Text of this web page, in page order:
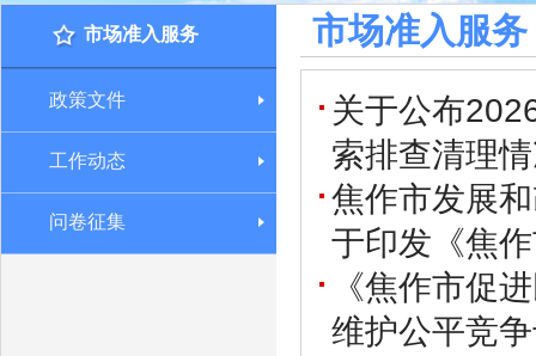
市场准入服务
政策文件
工作动态
问卷征集
市场准入服务
关于公布
索排查清理
焦作市发展
于印发《焦
《焦作市促
维护公平竞